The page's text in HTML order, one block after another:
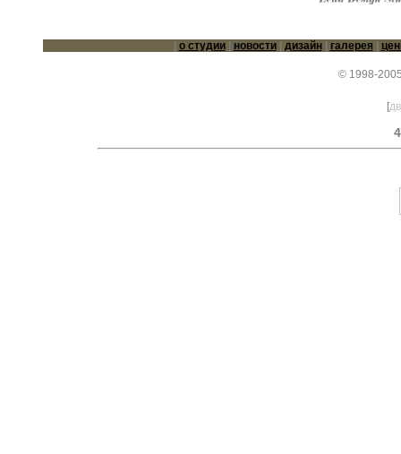
о студии| новости| дизайн| галерея
© 1998-
[